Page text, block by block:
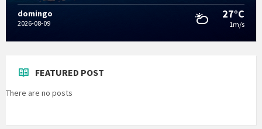
domingo
2026-08-09
27°C
1m/s
FEATURED POST
There are no posts